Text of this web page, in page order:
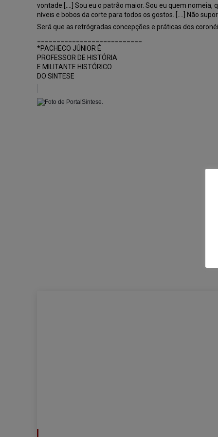
vontade.[….] Sou eu o patrão maior. Sou eu quem
níveis e bobos da corte para todos os gostos. [….] Não
Será que as retrógradas concepções e práticas dos
*PACHECO JÚNIOR É
PROFESSOR DE HISTÓRIA
E MILITANTE HISTÓRICO
DO SINTESE